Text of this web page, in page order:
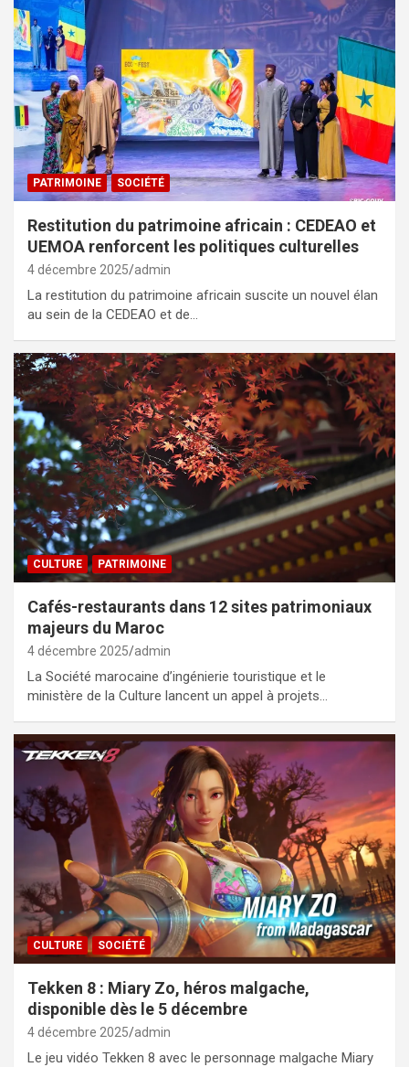
PATRIMOINE SOCIÉTÉ
Restitution du patrimoine africain : CEDEAO et
UEMOA renforcent les politiques culturelles
4 décembre 2025 admin
La restitution du patrimoine africain suscite un nouvel élan
au sein de la CEDEAO et de…
CULTURE PATRIMOINE
Cafés-restaurants dans 12 sites patrimoniaux
majeurs du Maroc
4 décembre 2025 admin
La Société marocaine d’ingénierie touristique et le
ministère de la Culture lancent un appel à projets…
CULTURE SOCIÉTÉ
Tekken 8 : Miary Zo, héros malgache,
disponible dès le 5 décembre
4 décembre 2025 admin
Le jeu vidéo Tekken 8 avec le personnage malgache Miary